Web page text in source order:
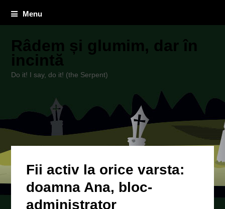
Menu
Râdem și glumim, dar în
incintă
Do it! I say, do it! (the Serpent)
Fii activ la orice varsta:
doamna Ana, bloc-
administrator